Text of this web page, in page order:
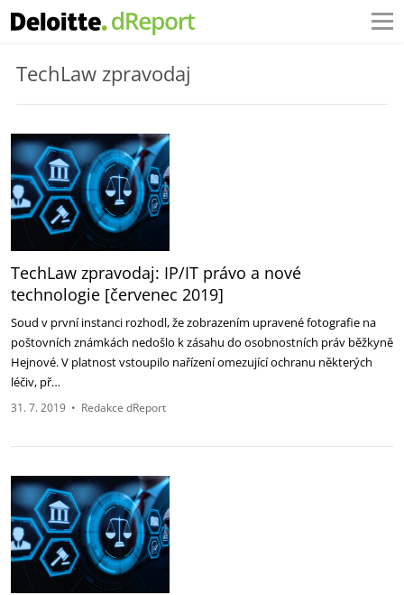
TechLaw zpravodaj
TechLaw zpravodaj: IP/IT právo a nové
technologie [červenec 2019]
Soud v první instanci rozhodl, že zobrazením upravené fotografie na
poštovních známkách nedošlo k zásahu do osobnostních práv běžkyně
Hejnové. V platnost vstoupilo nařízení omezující ochranu některých
léčiv, př…
31. 7. 2019 • Redakce dReport